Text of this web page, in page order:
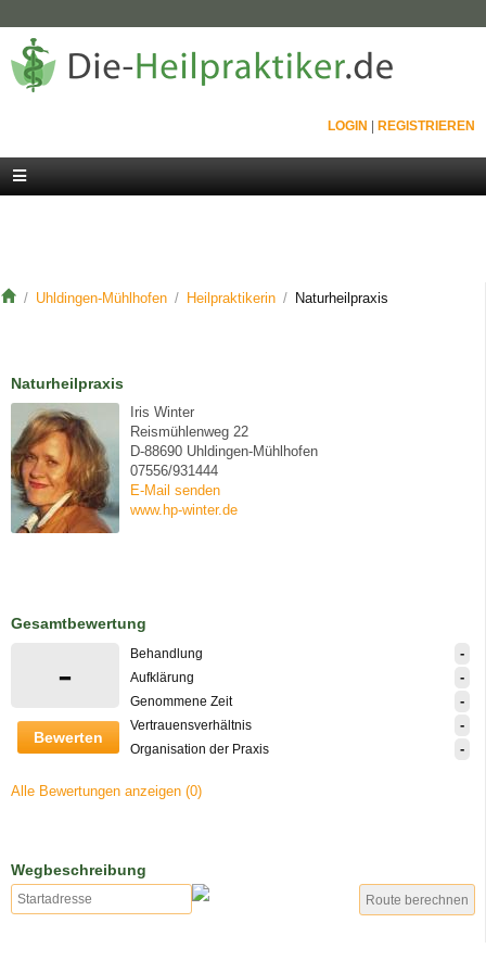
LOGIN REGISTRIEREN
Uhldingen-Mühlhofen Heilpraktikerin Naturheilpraxis
Naturheilpraxis
Iris Winter
Reismühlenweg 22
D-88690 Uhldingen-Mühlhofen
07556/931444
E-Mail senden
www.hp-winter.de
Gesamtbewertung
-
Bewerten
Behandlung -
Aufklärung -
Genommene Zeit -
Vertrauensverhältnis -
Organisation der Praxis -
Alle Bewertungen anzeigen (0)
Wegbeschreibung